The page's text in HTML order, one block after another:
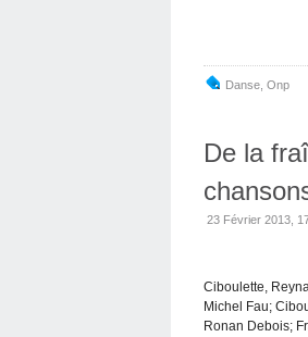
Danse Onp
De la
23 Février 2013,
Ciboulette,
Michel Fau;
Ronan Debois;